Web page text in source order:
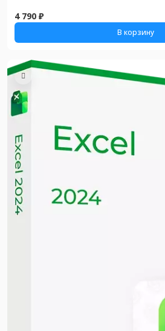
4 790 ₽
В корзину